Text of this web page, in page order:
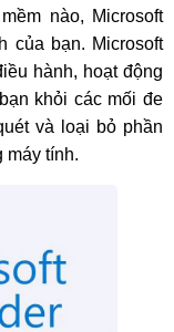
nào, Microsoft
của bạn. Microsoft
hành, hoạt động
khỏi các mối đe
và loại bỏ phần
máy tính.